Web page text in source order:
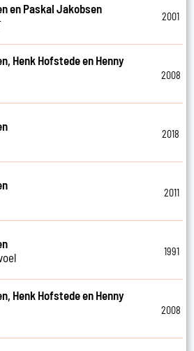
en Paskal Jakobsen
2001
Henk Hofstede en Henny
2008
2018
2011
1991
Henk Hofstede en Henny
2008